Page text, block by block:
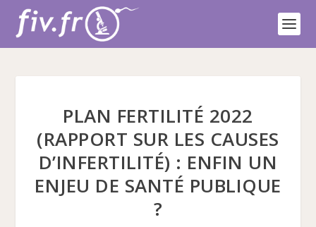
PLAN FERTILITÉ 2022
(RAPPORT SUR LES CAUSES
D’INFERTILITÉ) : ENFIN UN
ENJEU DE SANTÉ PUBLIQUE
?